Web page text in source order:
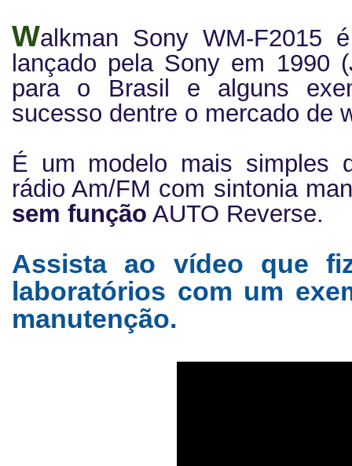
Walkman Sony WM-F2015
lançado pela Sony em 1990
para o Brasil e alguns
sucesso dentre o mercado de
É um modelo mais simples
rádio Am/FM com sintonia
sem função AUTO Reverse.
Assista ao vídeo que
laboratórios com um
manutenção.